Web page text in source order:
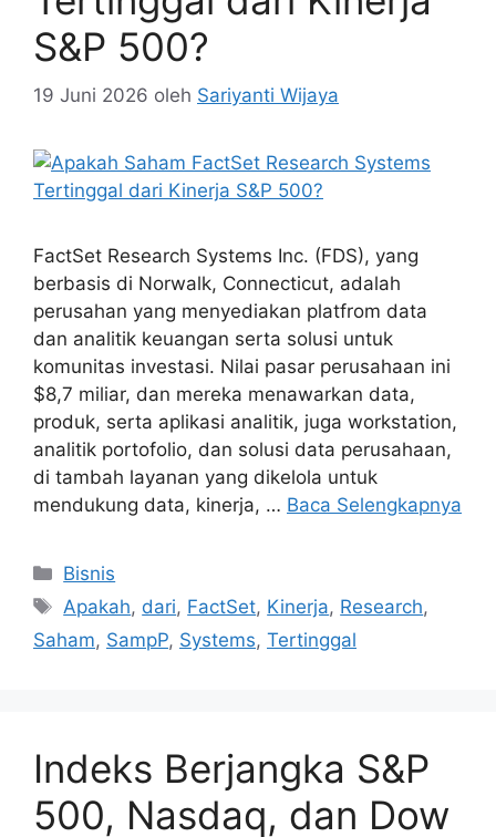
S&P 500?
19 Juni 2026 oleh Sariyanti Wijaya
FactSet Research Systems Inc. (FDS), yang
berbasis di Norwalk, Connecticut, adalah
perusahan yang menyediakan platfrom data
dan analitik keuangan serta solusi untuk
komunitas investasi. Nilai pasar perusahaan ini
$8,7 miliar, dan mereka menawarkan data,
produk, serta aplikasi analitik, juga workstation,
analitik portofolio, dan solusi data perusahaan,
di tambah layanan yang dikelola untuk
mendukung data, kinerja, … Baca Selengkapnya
Kategori
Bisnis
Tag
Apakah, dari, FactSet, Kinerja, Research,
Saham, SampP, Systems, Tertinggal
Indeks Berjangka S&P
500, Nasdaq, dan Dow